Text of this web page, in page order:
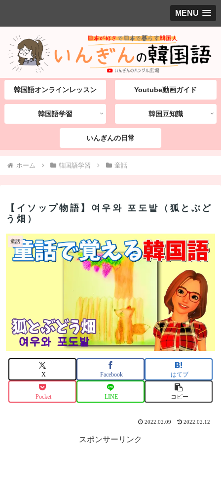
MENU
韓国語オンラインレッスン Youtube動画ガイド
韓国語学習 韓国豆知識
いんぎんの日常
ホーム 韓国語学習 童話
【イソップ物語】여우와 포도밭（狐とぶど
う畑）
童話
X Facebook はてブ
Pocket LINE コピー
2022.02.09 2022.02.12
スポンサーリンク